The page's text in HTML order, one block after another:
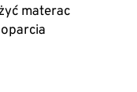
materac